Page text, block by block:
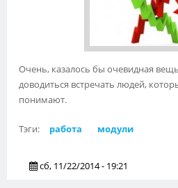
Очень, казалось бы очевидная
доводиться встречать людей,
понимают.
Тэги: работа модули
сб, 11/22/2014 - 19:21